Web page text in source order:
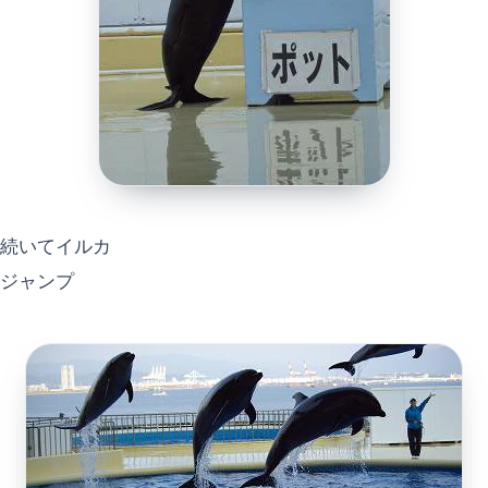
続いてイルカ
ジャンプ